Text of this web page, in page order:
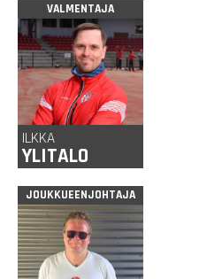
VALMENTAJA
ILKKA
YLITALO
JOUKKUEENJOHTAJA